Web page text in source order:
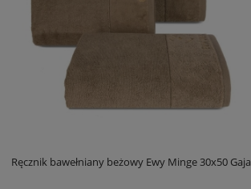
Ręcznik bawełniany beżowy Ewy Minge 30x50 Gaja